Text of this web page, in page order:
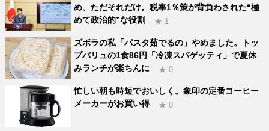
め、ただそれだけ。税率1％策が背負わされた“極
めて政治的”な役割
★ 1
ズボラの私「パスタ茹でるの」やめました。トッ
プバリュの1食86円「冷凍スパゲッティ」で夏休
みランチが楽ちんに
★ 0
忙しい朝も時短でおいしく。象印の定番コーヒー
メーカーがお買い得
★ 0